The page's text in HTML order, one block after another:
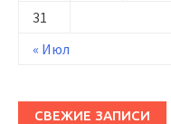
« Июл
31
СВЕЖИЕ ЗАПИСИ